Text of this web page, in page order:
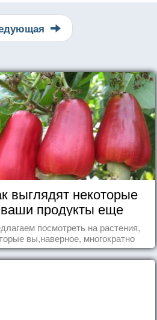
выглядят некоторые
ваши продукты еще
живыми?
посмотреть на растения,
вы,наверное, многократно
, но никогда не представляли
что употребляете их в пищу.